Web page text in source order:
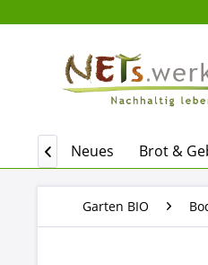
Home Neues Brot &

Garten BIO